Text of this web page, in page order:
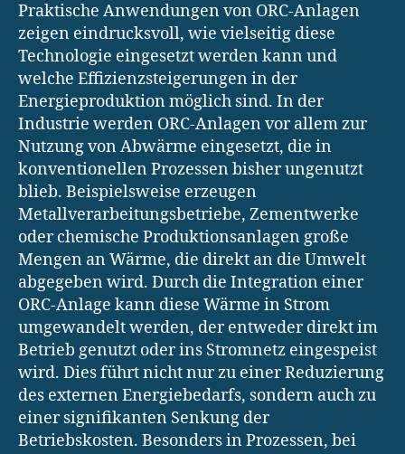
Praktische Anwendungen von ORC-Anlagen
zeigen eindrucksvoll, wie vielseitig diese
Technologie eingesetzt werden kann und
welche Effizienzsteigerungen in der
Energieproduktion möglich sind. In der
Industrie werden ORC-Anlagen vor allem zur
Nutzung von Abwärme eingesetzt, die in
konventionellen Prozessen bisher ungenutzt
blieb. Beispielsweise erzeugen
Metallverarbeitungsbetriebe, Zementwerke
oder chemische Produktionsanlagen große
Mengen an Wärme, die direkt an die Umwelt
abgegeben wird. Durch die Integration einer
ORC-Anlage kann diese Wärme in Strom
umgewandelt werden, der entweder direkt im
Betrieb genutzt oder ins Stromnetz eingespeist
wird. Dies führt nicht nur zu einer Reduzierung
des externen Energiebedarfs, sondern auch zu
einer signifikanten Senkung der
Betriebskosten. Besonders in Prozessen, bei